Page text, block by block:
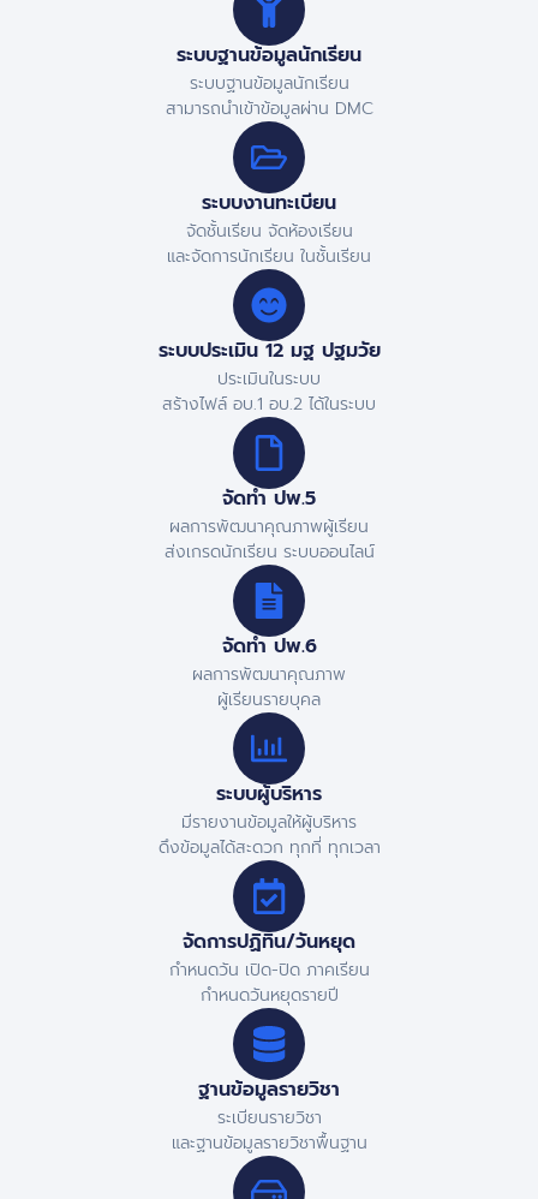
ระบบฐานข้อมูลนักเรียน
ระบบฐานข้อมูลนักเรียน
สามารถนำเข้าข้อมูลผ่าน DMC
ระบบงานทะเบียน
จัดชั้นเรียน จัดห้องเรียน
และจัดการนักเรียน ในชั้นเรียน
ระบบประเมิน 12 มฐ ปฐมวัย
ประเมินในระบบ
สร้างไฟล์ อบ.1 อบ.2 ได้ในระบบ
จัดทำ ปพ.5
ผลการพัฒนาคุณภาพผู้เรียน
ส่งเกรดนักเรียน ระบบออนไลน์
จัดทำ ปพ.6
ผลการพัฒนาคุณภาพ
ผู้เรียนรายบุคล
ระบบผู้บริหาร
มีรายงานข้อมูลให้ผู้บริหาร
ดึงข้อมูลได้สะดวก ทุกที่ ทุกเวลา
จัดการปฏิทิน/วันหยุด
กำหนดวัน เปิด-ปิด ภาคเรียน
กำหนดวันหยุดรายปี
ฐานข้อมูลรายวิชา
ระเบียนรายวิชา
และฐานข้อมูลรายวิชาพื้นฐาน